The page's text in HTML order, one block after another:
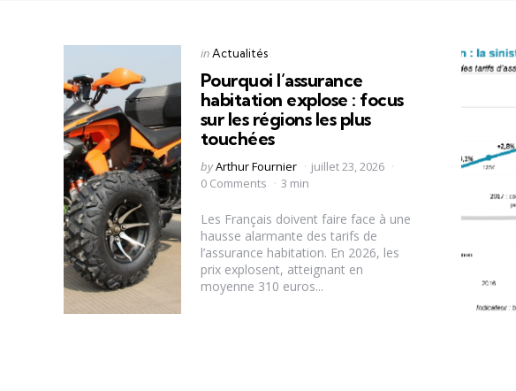
Categories
Posted
in Actualités
Pourquoi l’assurance
habitation explose : focus
sur les régions les plus
touchées
Posted
by
byArthur Fournier
juillet 23, 2026
0 Comments
3 min
Les Français doivent faire face à une
hausse alarmante des tarifs de
l’assurance habitation. En 2026, les
prix explosent, atteignant en
moyenne 310 euros...